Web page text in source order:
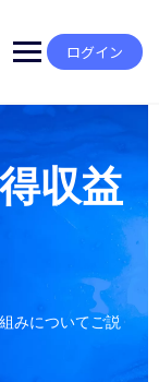
ログイン
収益
みについてご説